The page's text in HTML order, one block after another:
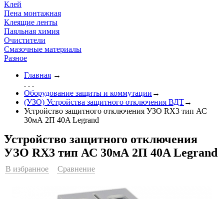
Клей
Пена монтажная
Клеящие ленты
Паяльная химия
Очистители
Смазочные материалы
Разное
Главная →
. . .
Оборудование защиты и коммутации →
(УЗО) Устройства защитного отключения ВДТ→
Устройство защитного отключения УЗО RX3 тип АС
30мА 2П 40A Legrand
Устройство защитного отключения
УЗО RX3 тип АС 30мА 2П 40A Legrand
В избранное Сравнение